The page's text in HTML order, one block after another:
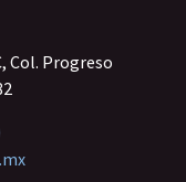
Col. Progreso